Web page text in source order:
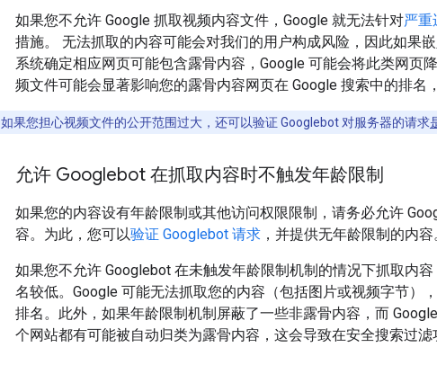
如果您不允许 Google 抓取视频内容文件，Google 就无法针对严重
措施。 无法抓取的内容可能会对我们的用户构成风险，因此如果
系统确定相应网页可能包含露骨内容，Google 可能会将此类网页
频文件可能会显著影响您的露骨内容网页在 Google 搜索中的排名
如果您担心视频文件的公开范围过大，还可以验证 Googlebot 对服务器的请求
允许 Googlebot 在抓取内容时不触发年龄限制
如果您的内容设有年龄限制或其他访问权限限制，请务必允许
容。为此，您可以验证 Googlebot 请求 ，并提供无年龄限制的内容
如果您不允许 Googlebot 在未触发年龄限制机制的情况下抓取内
名较低。Google 可能无法抓取您的内容（包括图片或视频字节）
排名。此外，如果年龄限制机制屏蔽了一些非露骨内容，而
个网站都有可能被自动归类为露骨内容，这会导致在安全搜索过滤